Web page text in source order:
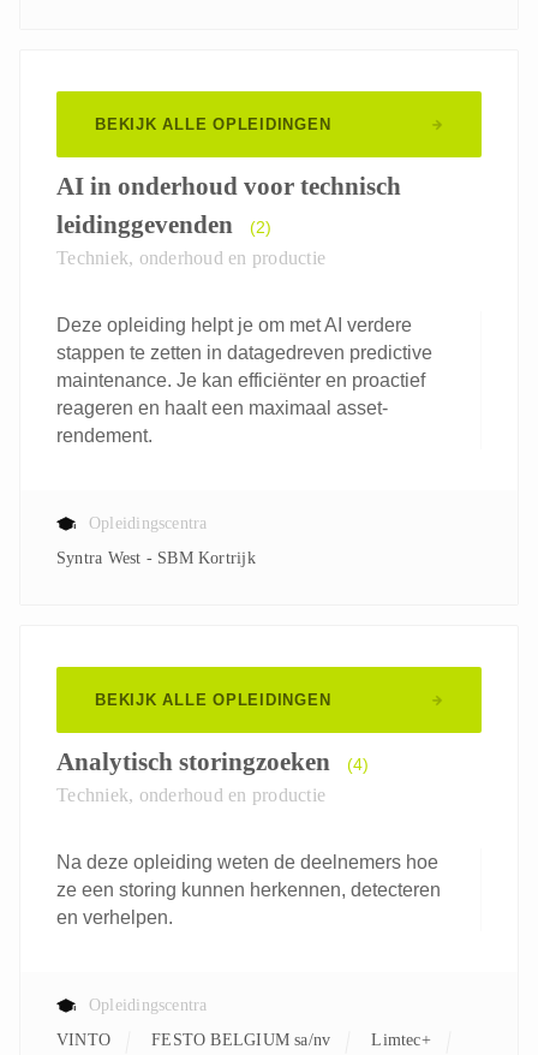
BEKIJK ALLE OPLEIDINGEN
AI in onderhoud voor technisch
leidinggevenden
(2)
Techniek, onderhoud en productie
Deze opleiding helpt je om met AI verdere
stappen te zetten in datagedreven predictive
maintenance. Je kan efficiënter en proactief
reageren en haalt een maximaal asset-
rendement.
Opleidingscentra
Syntra West - SBM Kortrijk
BEKIJK ALLE OPLEIDINGEN
Analytisch storingzoeken (4)
Techniek, onderhoud en productie
Na deze opleiding weten de deelnemers hoe
ze een storing kunnen herkennen, detecteren
en verhelpen.
Opleidingscentra
VINTO
FESTO BELGIUM sa/nv Limtec+